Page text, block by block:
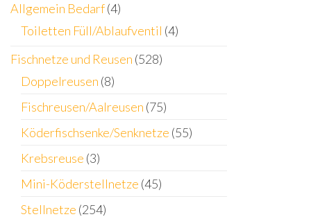
Allgemein Bedarf(4)
Toiletten Füll/Ablaufventil (4)
Fischnetze und Reusen (528)
Doppelreusen (8)
Fischreusen/Aalreusen (75)
Köderfischsenke/Senknetze (55)
Krebsreuse (3)
Mini-Köderstellnetze (45)
Stellnetze (254)